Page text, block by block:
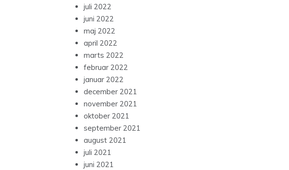
juli 2022
juni 2022
maj 2022
april 2022
marts 2022
februar 2022
januar 2022
december 2021
november 2021
oktober 2021
september 2021
august 2021
juli 2021
juni 2021